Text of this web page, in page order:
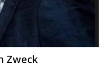
Zweck